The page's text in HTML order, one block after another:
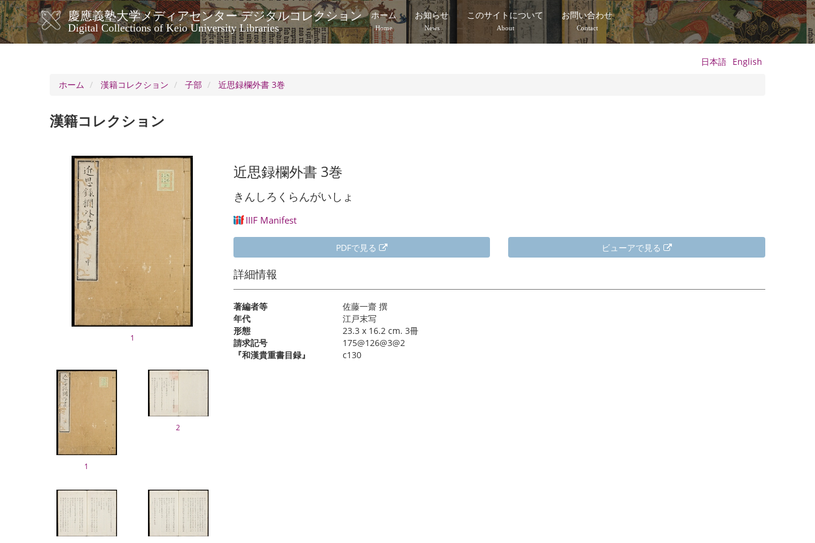
メ
イ
ン
コ
慶應義塾大学メディアセンター デジタルコレクション
Digital Collections of Keio University Libraries
メ
イ
ビ
ー
シ
ホーム
Home
お知らせ
News
このサイトについて
About
お問い合わせ
Contact
日本語 English
ホーム
漢籍コレクション 子部 近思録欄外書 3巻
漢籍コレクション
1
1
2
近思録欄外書 3巻
きんしろくらんがいしょ
IIIF Manifest
PDFで見る ビューアで見る
詳細情報
著編者等
佐藤一齋 撰
年代
江戸末写
形態
23.3 x 16.2 cm. 3冊
請求記号
175@126@3@2
『和漢貴重書目録』
c130